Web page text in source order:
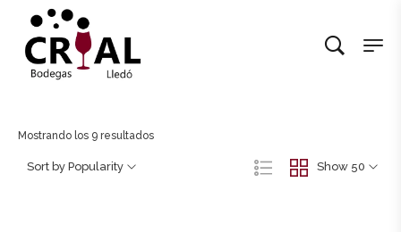
Mostrando los 9 resultados
Show 50
Sort by Popularity